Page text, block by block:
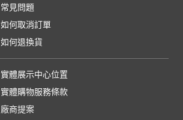
常見問題
如何取消訂單
如何退換貨
實體展示中心位置
實體購物服務條款
廠商提案